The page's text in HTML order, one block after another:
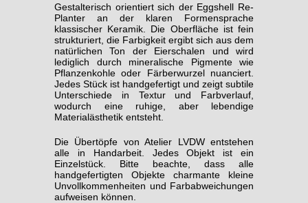
Gestalterisch orientiert sich der Eggshell Re-
Planter an der klaren Formensprache
klassischer Keramik. Die Oberfläche ist fein
strukturiert, die Farbigkeit ergibt sich aus dem
natürlichen Ton der Eierschalen und wird
lediglich durch mineralische Pigmente wie
Pflanzenkohle oder Färberwurzel nuanciert.
Jedes Stück ist handgefertigt und zeigt subtile
Unterschiede in Textur und Farbverlauf,
wodurch eine ruhige, aber lebendige
Materialästhetik entsteht.
Die Übertöpfe von Atelier LVDW entstehen
alle in Handarbeit. Jedes Objekt ist ein
Einzelstück. Bitte beachte, dass alle
handgefertigten Objekte charmante kleine
Unvollkommenheiten und Farbabweichungen
aufweisen können.